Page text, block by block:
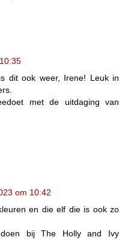
dit ook weer, Irene! Leuk in
met de uitdaging van
om 10:42
en die elf die is ook zo
bij The Holly and Ivy